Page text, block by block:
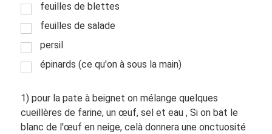
feuilles de blettes
feuilles de salade
persil
épinards (ce qu'on à sous la main)
1) pour la pate à beignet on mélange quelques
cueillères de farine, un œuf, sel et eau , Si on bat le
blanc de l'œuf en neige, celà donnera une onctuosité